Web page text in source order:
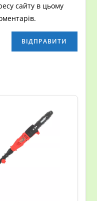
сайту в цьому